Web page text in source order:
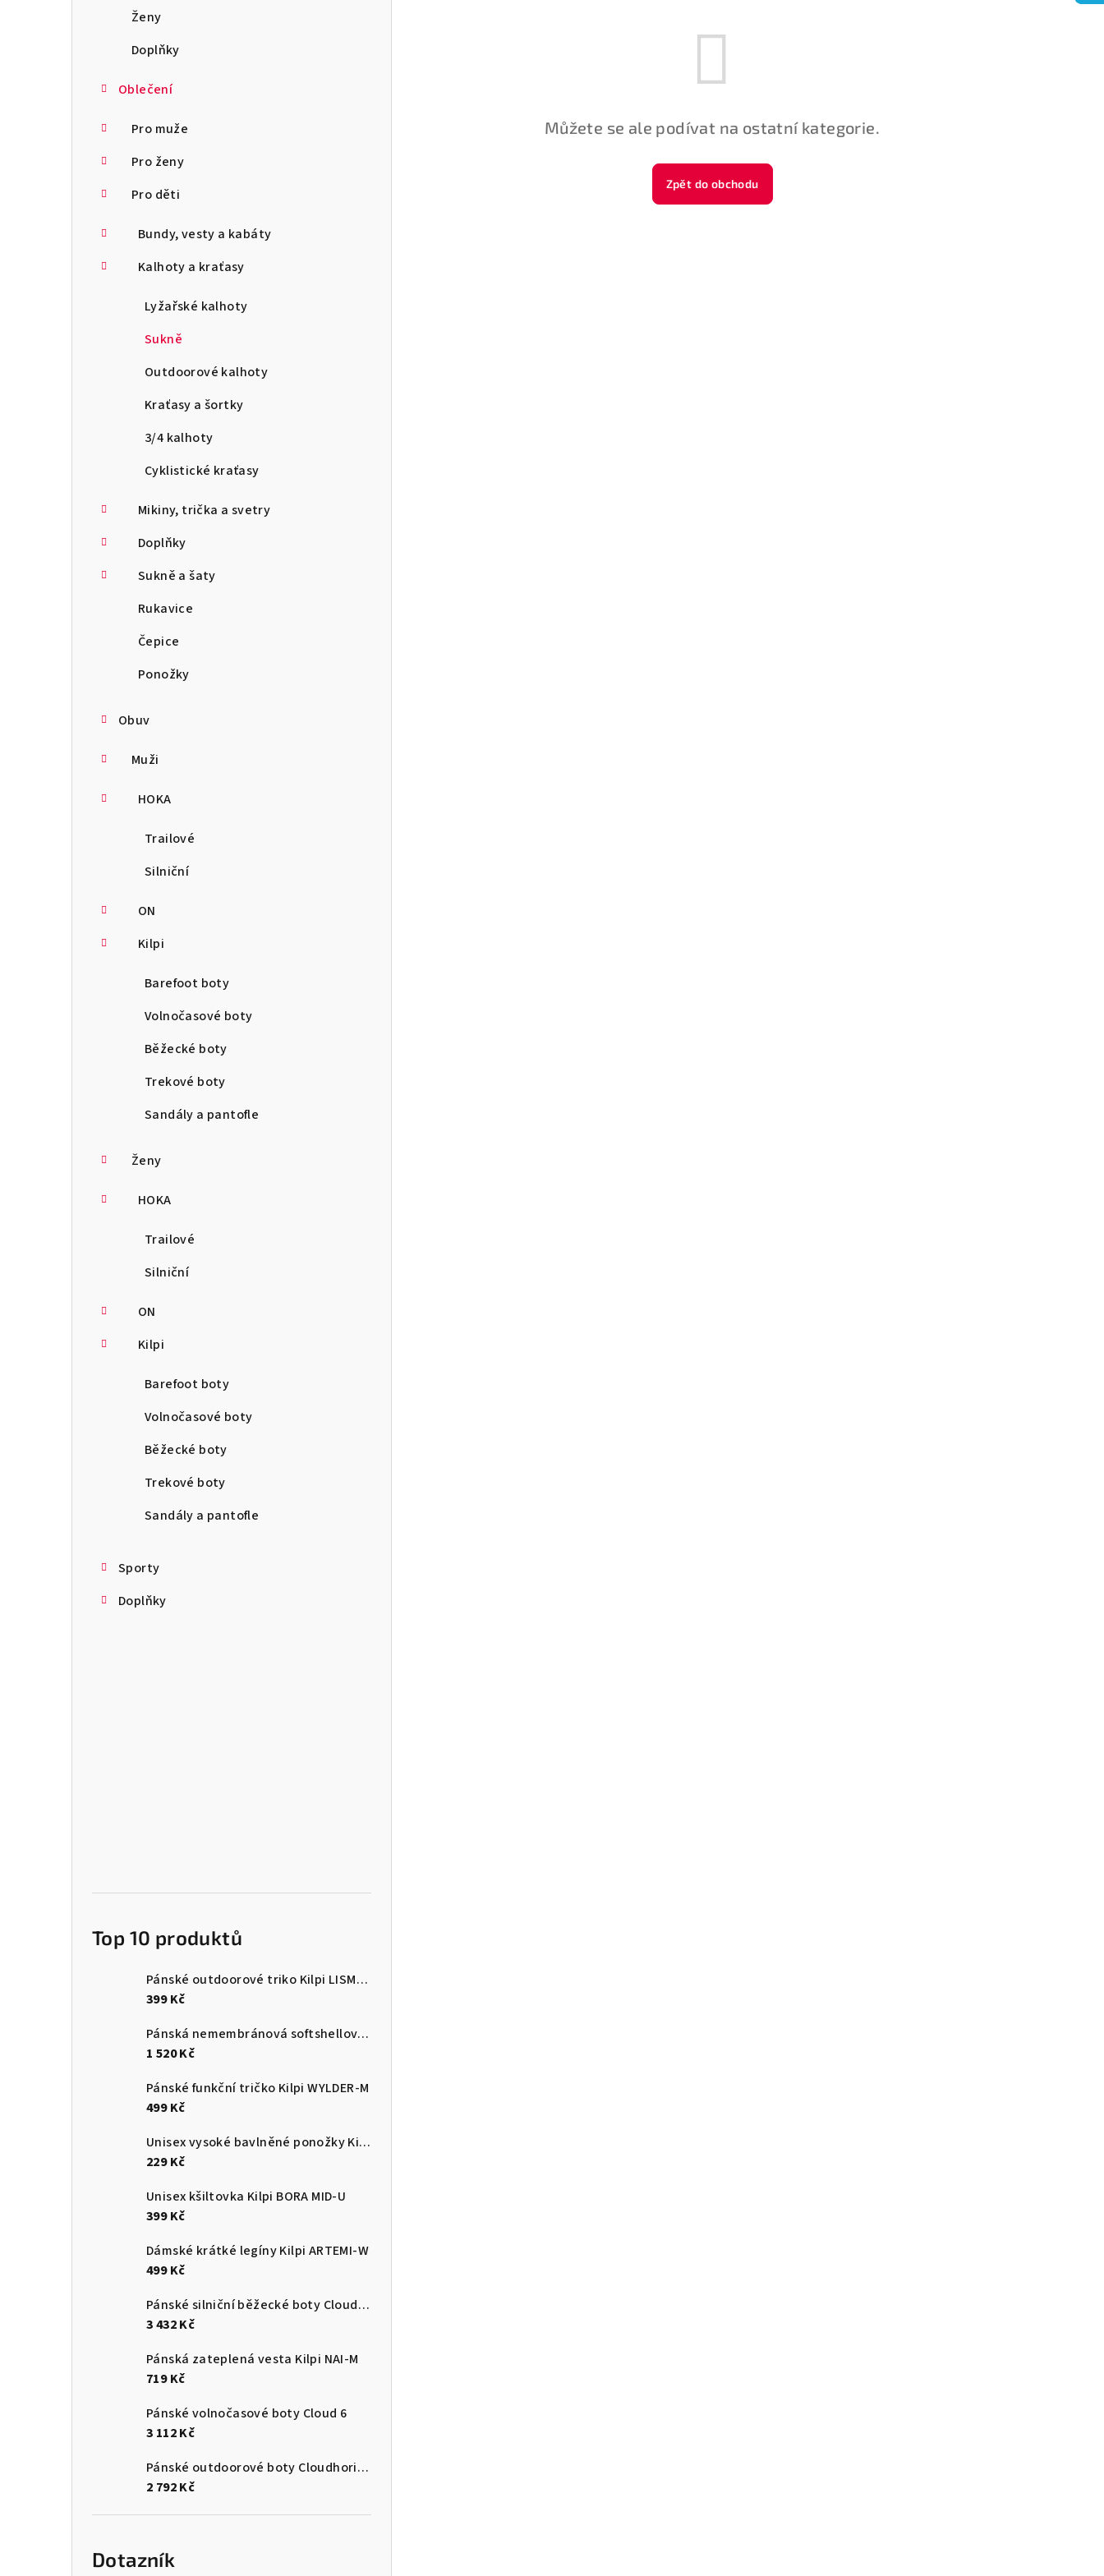
Ženy
Doplňky
Oblečení
Pro muže
Pro ženy
Pro děti
Bundy, vesty a kabáty
Kalhoty a kraťasy
Lyžařské kalhoty
Sukně
Outdoorové kalhoty
Kraťasy a šortky
3/4 kalhoty
Cyklistické kraťasy
Mikiny, trička a svetry
Doplňky
Sukně a šaty
Rukavice
Čepice
Ponožky
Obuv
Muži
HOKA
Trailové
Silniční
ON
Kilpi
Barefoot boty
Volnočasové boty
Běžecké boty
Trekové boty
Sandály a pantofle
Ženy
HOKA
Trailové
Silniční
ON
Kilpi
Barefoot boty
Volnočasové boty
Běžecké boty
Trekové boty
Sandály a pantofle
Sporty
Doplňky
Top 10 produktů
Pánské outdoorové triko Kilpi LISMAIN-M
399 Kč
Pánská nemembránová softshellová běžecká bunda Kilpi BALEO-M
1 520 Kč
Pánské funkční tričko Kilpi WYLDER-M
499 Kč
Unisex vysoké bavlněné ponožky Kilpi 3P PALWAY-U
229 Kč
Unisex kšiltovka Kilpi BORA MID-U
399 Kč
Dámské krátké legíny Kilpi ARTEMI-W
499 Kč
Pánské silniční běžecké boty Cloudsurfer Max
3 432 Kč
Pánská zateplená vesta Kilpi NAI-M
719 Kč
Pánské volnočasové boty Cloud 6
3 112 Kč
Pánské outdoorové boty Cloudhorizon
2 792 Kč
Dotazník
Můžete se ale podívat na ostatní kategorie.
Zpět do obchodu